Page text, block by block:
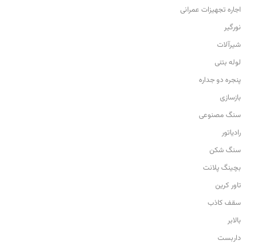
اجاره تجهیزات عمرانی
نورگیر
شیرآلات
لوله بتنی
پنجره دو جداره
بازسازی
سنگ مصنوعی
رادیاتور
سنگ شکن
بچینگ پلانت
تاور کرین
سقف کاذب
بالابر
داربست